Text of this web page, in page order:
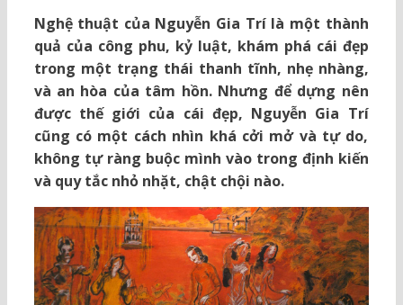
Nghệ thuật của Nguyễn Gia Trí là một thành
quả của công phu, kỷ luật, khám phá cái đẹp
trong một trạng thái thanh tĩnh, nhẹ nhàng,
và an hòa của tâm hồn. Nhưng để dựng nên
được thế giới của cái đẹp, Nguyễn Gia Trí
cũng có một cách nhìn khá cởi mở và tự do,
không tự ràng buộc mình vào trong định kiến
và quy tắc nhỏ nhặt, chật chội nào.